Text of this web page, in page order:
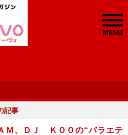
MENU
記事
Ｍ、ＤＪ ＫＯＯの“バラエテ